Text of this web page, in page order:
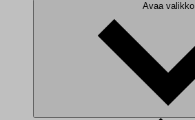
Avaa valikko